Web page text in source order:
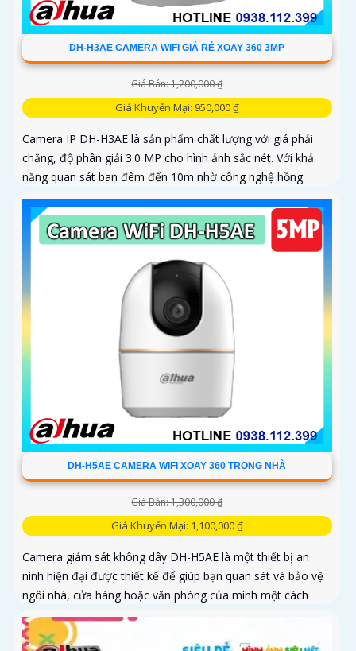
DH-H3AE CAMERA WIFI GIÁ RẺ XOAY 360 3MP
Giá Bán: 1,200,000 ₫
Giá Khuyến Mại: 950,000 ₫
Camera IP DH-H3AE là sản phẩm chất lượng với giá phải
chăng, độ phân giải 3.0 MP cho hình ảnh sắc nét. Với khả
năng quan sát ban đêm đến 10m nhờ công nghệ hồng
ngoại
DH-H5AE CAMERA WIFI XOAY 360 TRONG NHÀ
Giá Bán: 1,300,000 ₫
Giá Khuyến Mại: 1,100,000 ₫
Camera giám sát không dây DH-H5AE là một thiết bị an
ninh hiện đại được thiết kế để giúp bạn quan sát và bảo vệ
ngôi nhà, cửa hàng hoặc văn phòng của mình một cách
hiệu quả